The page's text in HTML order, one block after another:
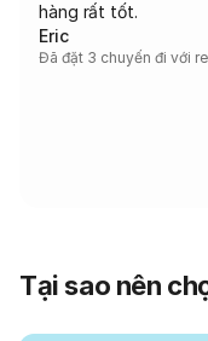
hàng rất tốt.
Eric
Đã đặt 3 chuyến đi với
Tại sao nên